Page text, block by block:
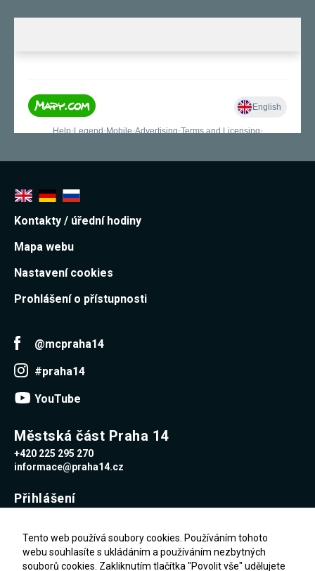
Kontakty / úřední hodiny
Mapa webu
Nastavení cookies
Prohlášení o přístupnosti
@mcpraha14
#praha14
YouTube
Městská část Praha 14
+420 225 295 270
informace@praha14.cz
Přihlášení
Tento web používá soubory cookies. Používáním tohoto
webu souhlasíte s ukládáním a používáním nezbytných
souborů cookies. Zakliknutím tlačítka "Povolit vše" udělujete